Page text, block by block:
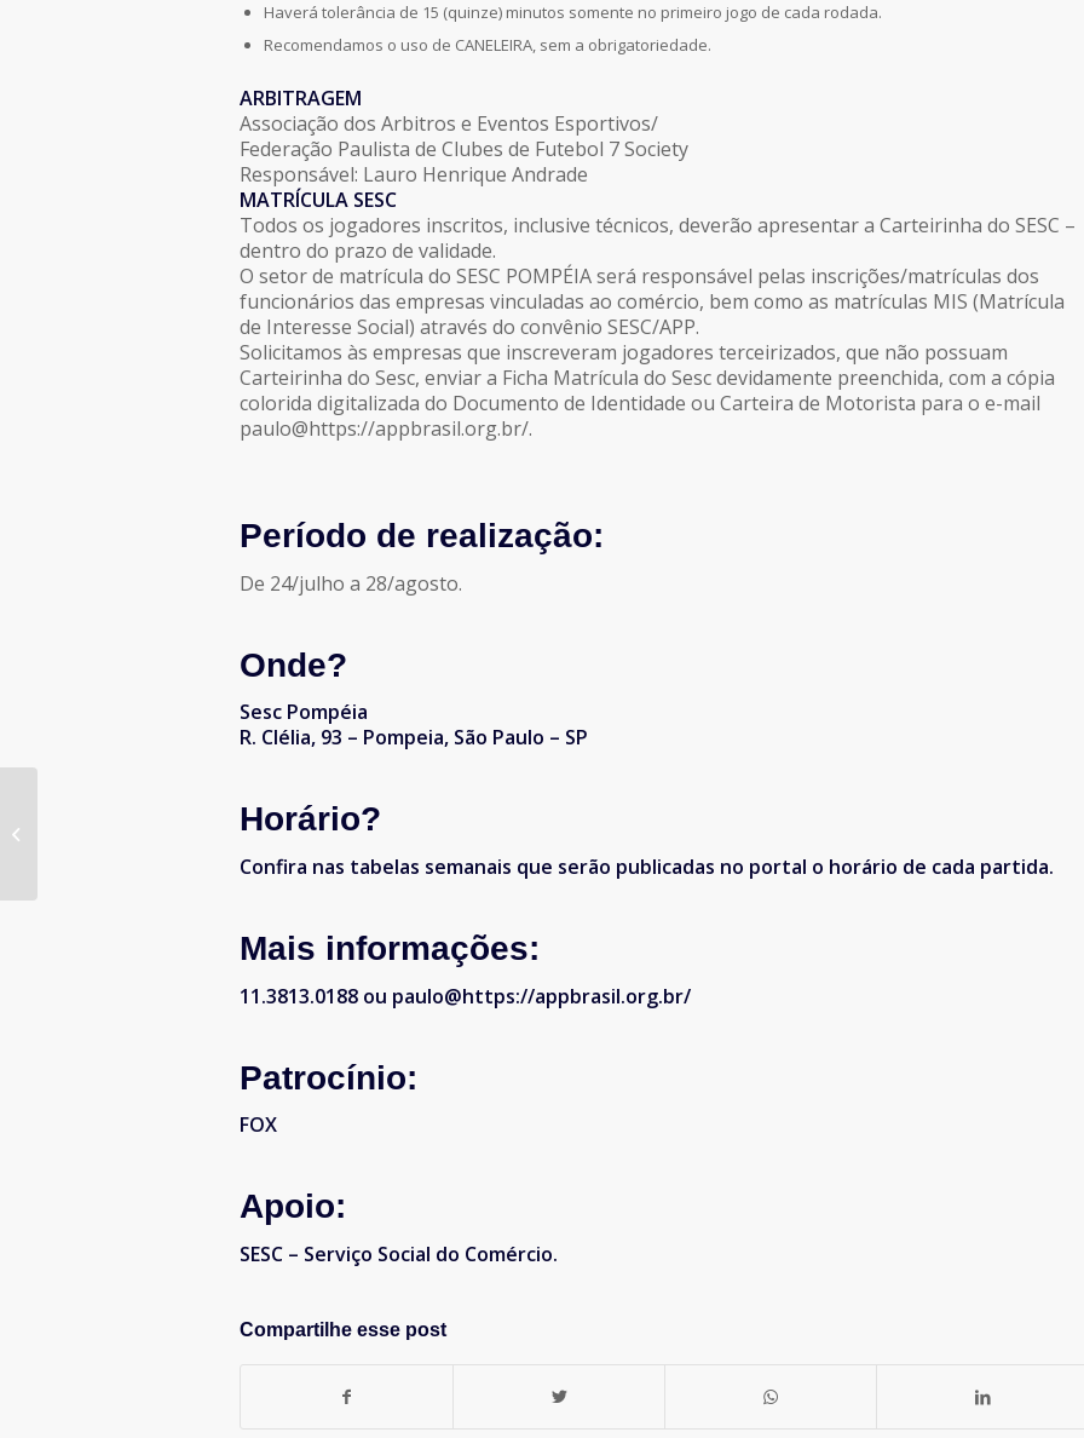
Haverá tolerância de 15 (quinze) minutos somente no primeiro jogo de cada rodada.
Recomendamos o uso de CANELEIRA, sem a obrigatoriedade.
ARBITRAGEM
Associação dos Arbitros e Eventos Esportivos/
Federação Paulista de Clubes de Futebol 7 Society
Responsável: Lauro Henrique Andrade
MATRÍCULA SESC
Todos os jogadores inscritos, inclusive técnicos, deverão apresentar a Carteirinha do SESC –
dentro do prazo de validade.
O setor de matrícula do SESC POMPÉIA será responsável pelas inscrições/matrículas dos
funcionários das empresas vinculadas ao comércio, bem como as matrículas MIS (Matrícula
de Interesse Social) através do convênio SESC/APP.
Solicitamos às empresas que inscreveram jogadores terceirizados, que não possuam
Carteirinha do Sesc, enviar a Ficha Matrícula do Sesc devidamente preenchida, com a cópia
colorida digitalizada do Documento de Identidade ou Carteira de Motorista para o e-mail
paulo@https://appbrasil.org.br/.
Período de realização:
De 24/julho a 28/agosto.
Onde?
Sesc Pompéia
R. Clélia, 93 – Pompeia, São Paulo – SP
Horário?
Confira nas tabelas semanais que serão publicadas no portal o horário de cada partida.
Mais informações:
11.3813.0188 ou paulo@https://appbrasil.org.br/
Patrocínio:
FOX
Apoio:
SESC – Serviço Social do Comércio.
Compartilhe esse post